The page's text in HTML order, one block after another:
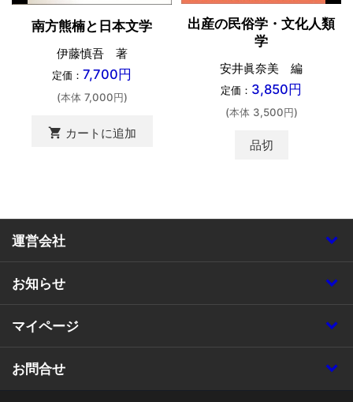
南方熊楠と日本文学
伊藤慎吾 著
定価： 7,700円
(本体 7,000円)
shopping_cart カートに追加
出産の民俗学・文化人類
学
安井眞奈美 編
定価： 3,850円
(本体 3,500円)
品切
運営会社
お知らせ
マイページ
お問合せ